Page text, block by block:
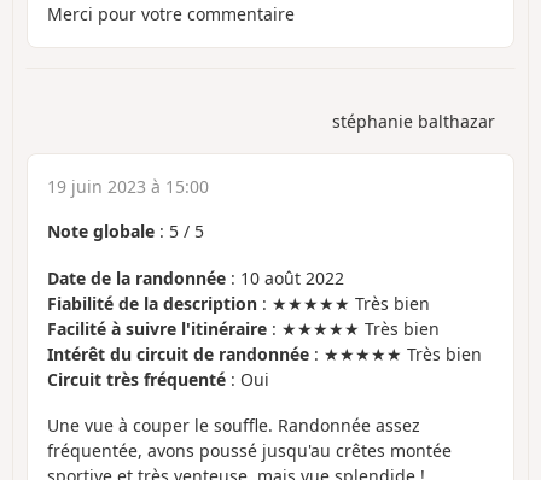
Merci pour votre commentaire
stéphanie balthazar
19 juin 2023 à 15:00
Note globale : 5 / 5
Date de la randonnée : 10 août 2022
Fiabilité de la description : ★★★★★ Très bien
Facilité à suivre l'itinéraire : ★★★★★ Très bien
Intérêt du circuit de randonnée : ★★★★★ Très bien
Circuit très fréquenté : Oui
Une vue à couper le souffle. Randonnée assez
fréquentée, avons poussé jusqu'au crêtes montée